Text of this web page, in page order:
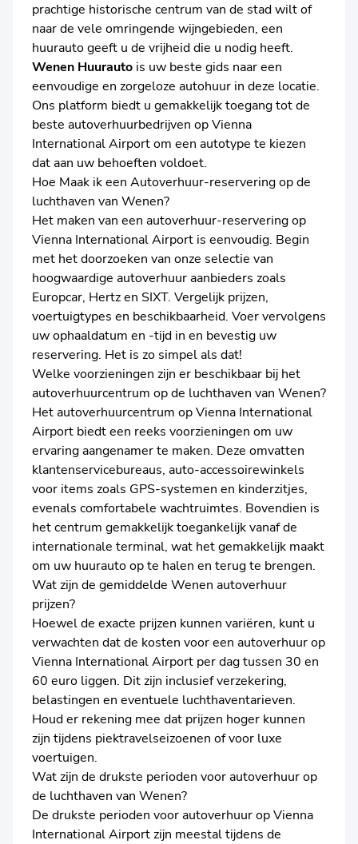
prachtige historische centrum van de stad wilt of
naar de vele omringende wijngebieden, een
huurauto geeft u de vrijheid die u nodig heeft.
Wenen Huurauto is uw beste gids naar een
eenvoudige en zorgeloze autohuur in deze locatie.
Ons platform biedt u gemakkelijk toegang tot de
beste autoverhuurbedrijven op Vienna
International Airport om een autotype te kiezen
dat aan uw behoeften voldoet.
Hoe Maak ik een Autoverhuur-reservering op de
luchthaven van Wenen?
Het maken van een autoverhuur-reservering op
Vienna International Airport is eenvoudig. Begin
met het doorzoeken van onze selectie van
hoogwaardige autoverhuur aanbieders zoals
Europcar, Hertz en SIXT. Vergelijk prijzen,
voertuigtypes en beschikbaarheid. Voer vervolgens
uw ophaaldatum en -tijd in en bevestig uw
reservering. Het is zo simpel als dat!
Welke voorzieningen zijn er beschikbaar bij het
autoverhuurcentrum op de luchthaven van Wenen?
Het autoverhuurcentrum op Vienna International
Airport biedt een reeks voorzieningen om uw
ervaring aangenamer te maken. Deze omvatten
klantenservicebureaus, auto-accessoirewinkels
voor items zoals GPS-systemen en kinderzitjes,
evenals comfortabele wachtruimtes. Bovendien is
het centrum gemakkelijk toegankelijk vanaf de
internationale terminal, wat het gemakkelijk maakt
om uw huurauto op te halen en terug te brengen.
Wat zijn de gemiddelde Wenen autoverhuur
prijzen?
Hoewel de exacte prijzen kunnen variëren, kunt u
verwachten dat de kosten voor een autoverhuur op
Vienna International Airport per dag tussen 30 en
60 euro liggen. Dit zijn inclusief verzekering,
belastingen en eventuele luchthaventarieven.
Houd er rekening mee dat prijzen hoger kunnen
zijn tijdens piektravelseizoenen of voor luxe
voertuigen.
Wat zijn de drukste perioden voor autoverhuur op
de luchthaven van Wenen?
De drukste perioden voor autoverhuur op Vienna
International Airport zijn meestal tijdens de